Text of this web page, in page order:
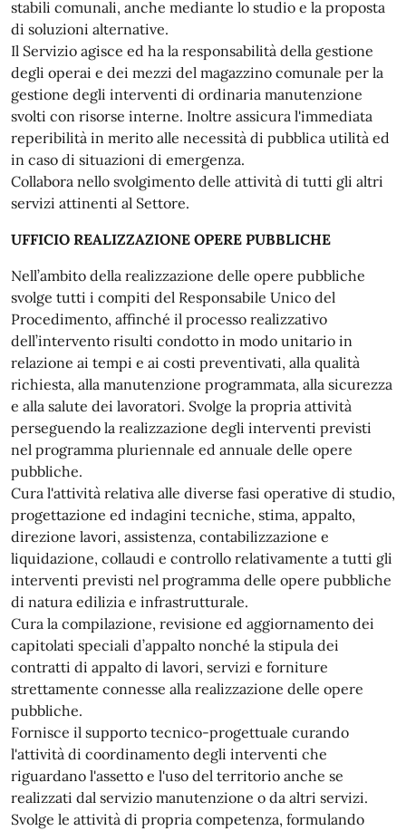
stabili comunali, anche mediante lo studio e la proposta
di soluzioni alternative.
Il Servizio agisce ed ha la responsabilità della gestione
degli operai e dei mezzi del magazzino comunale per la
gestione degli interventi di ordinaria manutenzione
svolti con risorse interne. Inoltre assicura l'immediata
reperibilità in merito alle necessità di pubblica utilità ed
in caso di situazioni di emergenza.
Collabora nello svolgimento delle attività di tutti gli altri
servizi attinenti al Settore.
UFFICIO REALIZZAZIONE OPERE PUBBLICHE
Nell’ambito della realizzazione delle opere pubbliche
svolge tutti i compiti del Responsabile Unico del
Procedimento, affinché il processo realizzativo
dell’intervento risulti condotto in modo unitario in
relazione ai tempi e ai costi preventivati, alla qualità
richiesta, alla manutenzione programmata, alla sicurezza
e alla salute dei lavoratori. Svolge la propria attività
perseguendo la realizzazione degli interventi previsti
nel programma pluriennale ed annuale delle opere
pubbliche.
Cura l'attività relativa alle diverse fasi operative di studio,
progettazione ed indagini tecniche, stima, appalto,
direzione lavori, assistenza, contabilizzazione e
liquidazione, collaudi e controllo relativamente a tutti gli
interventi previsti nel programma delle opere pubbliche
di natura edilizia e infrastrutturale.
Cura la compilazione, revisione ed aggiornamento dei
capitolati speciali d’appalto nonché la stipula dei
contratti di appalto di lavori, servizi e forniture
strettamente connesse alla realizzazione delle opere
pubbliche.
Fornisce il supporto tecnico-progettuale curando
l'attività di coordinamento degli interventi che
riguardano l'assetto e l'uso del territorio anche se
realizzati dal servizio manutenzione o da altri servizi.
Svolge le attività di propria competenza, formulando